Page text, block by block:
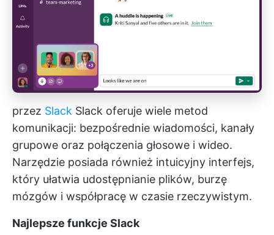
przez Slack Slack oferuje wiele metod
komunikacji: bezpośrednie wiadomości, kanały
grupowe oraz połączenia głosowe i wideo.
Narzędzie posiada również intuicyjny interfejs,
który ułatwia udostępnianie plików, burzę
mózgów i współpracę w czasie rzeczywistym.
Najlepsze funkcje Slack